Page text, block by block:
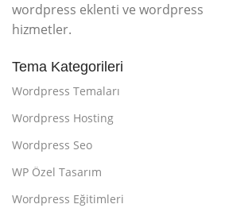
wordpress eklenti ve wordpress
hizmetler.
Tema Kategorileri
Wordpress Temaları
Wordpress Hosting
Wordpress Seo
WP Özel Tasarım
Wordpress Eğitimleri